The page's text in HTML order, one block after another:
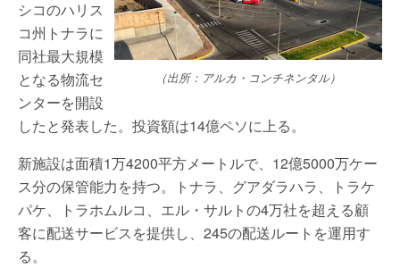
（出所：アルカ・コンチネンタル）
シコのハリス
コ州トナラに
同社最大規模
となる物流セ
ンターを開設
したと発表した。投資額は14億ペソに上る。
新施設は面積1万4200平方メートルで、12億5000万ケー
ス分の保管能力を持つ。トナラ、グアダラハラ、トラケ
パケ、トラホムルコ、エル・サルトの4万社を超える顧
客に配送サービスを提供し、245の配送ルートを運用す
る。